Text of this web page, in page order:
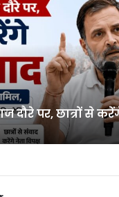
दौरे पर, छात्रों से